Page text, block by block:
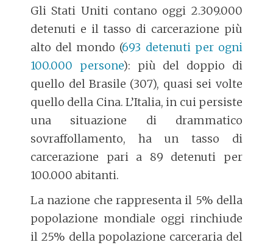
Gli Stati Uniti contano oggi 2.309.000
detenuti e il tasso di carcerazione più
alto del mondo (693 detenuti per ogni
100.000 persone): più del doppio di
quello del Brasile (307), quasi sei volte
quello della Cina. L’Italia, in cui persiste
una situazione di drammatico
sovraffollamento, ha un tasso di
carcerazione pari a 89 detenuti per
100.000 abitanti.
La nazione che rappresenta il 5% della
popolazione mondiale oggi rinchiude
il 25% della popolazione carceraria del